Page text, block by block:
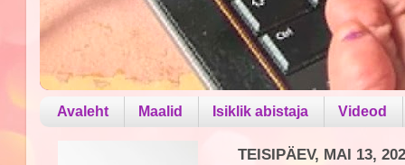
Avaleht Maalid Isiklik abistaja Videod
TEISIPÄEV, MAI 13,